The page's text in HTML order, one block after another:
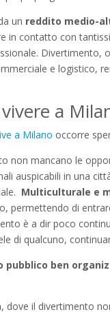
un reddito medio-
in contatto con
e logistico,
a
a Milano occorre
non mancano le
auspicabili in una
Multiculturale e
permettendo di
è a dir poco
di qualcuno,
pubblico ben
, dove il divertimento